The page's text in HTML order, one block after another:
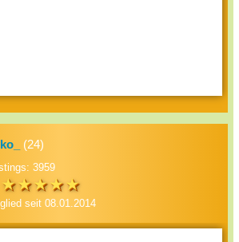
(24)
3959
seit 08.01.2014